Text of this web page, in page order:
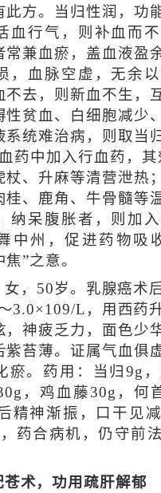
此方。当归性润，功
血行气，则补血而
常兼血瘀，盖血液盈
，血脉空虚，无余
不去，则新血不生，
性贫血、白细胞减少
系统难治病，则取当
药中加入行血药，
杖、升麻等清营泄热
桂、鹿角、牛骨髓等
纳呆腹胀者，则加
中州，促进药物吸
”之意。
女，50岁。乳腺癌术
3.0×109/L，用西药
，神疲乏力，面色少
紫苔薄。证属气血俱
瘀。药用：当归9g
，鸡血藤30g，何
精神渐振，口干见
药合病机，仍守前
苍术，功用疏肝解郁